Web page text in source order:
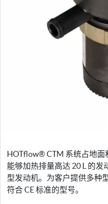
HOTflow® CTM 系统占地面
能够加热排量高达 20 L 的
型发动机。为客户提供多种
符合 CE 标准的型号。